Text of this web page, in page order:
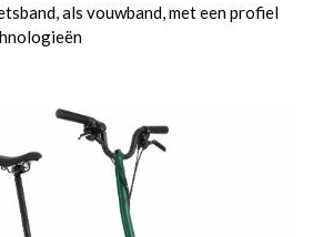
als vouwband, met een profiel